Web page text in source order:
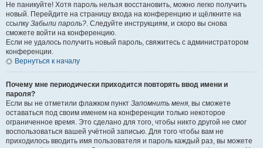
Не паникуйте! Хотя пароль нельзя восстановить, можно легко получить
новый. Перейдите на страницу входа на конференцию и щёлкните на
ссылку Забыли пароль?. Следуйте инструкциям, и скоро вы снова
сможете войти на конференцию.
Если не удалось получить новый пароль, свяжитесь с администратором
конференции.
Вернуться к началу
Почему мне периодически приходится повторять ввод имени и
пароля?
Если вы не отметили флажком пункт Запомнить меня, вы сможете
оставаться под своим именем на конференции только некоторое
ограниченное время. Это сделано для того, чтобы никто другой не смог
воспользоваться вашей учётной записью. Для того чтобы вам не
приходилось вводить имя пользователя и пароль каждый раз, вы можете